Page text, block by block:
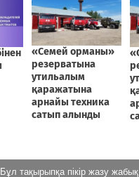
Бұл тақырыпқа пікір жазу жабық